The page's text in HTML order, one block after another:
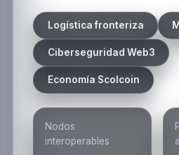
Logística fronteriza
Ciberseguridad Web3
Economía Scolcoin
Nodos
interoperables